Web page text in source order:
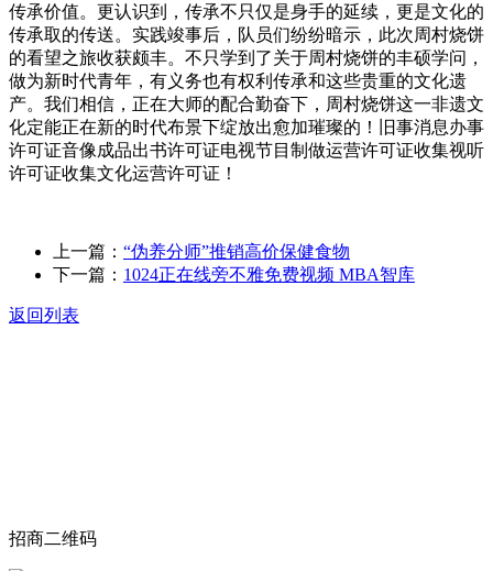
传承价值。更认识到，传承不只仅是身手的延续，更是文化的
传承取的传送。实践竣事后，队员们纷纷暗示，此次周村烧饼
的看望之旅收获颇丰。不只学到了关于周村烧饼的丰硕学问，
做为新时代青年，有义务也有权利传承和这些贵重的文化遗
产。我们相信，正在大师的配合勤奋下，周村烧饼这一非遗文
化定能正在新的时代布景下绽放出愈加璀璨的！旧事消息办事
许可证音像成品出书许可证电视节目制做运营许可证收集视听
许可证收集文化运营许可证！
上一篇： “伪养分师”推销高价保健食物
下一篇： 1024正在线旁不雅免费视频 MBA智库
返回列表
招商二维码